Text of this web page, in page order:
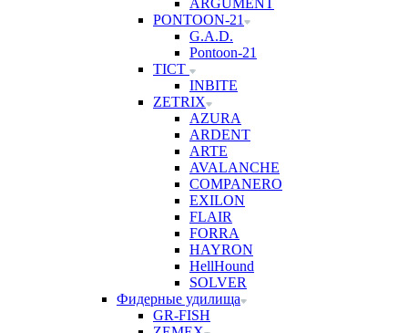
ARGUMENT
PONTOON-21
G.A.D.
Pontoon-21
TICT
INBITE
ZETRIX
AZURA
ARDENT
ARTE
AVALANCHE
COMPANERO
EXILON
FLAIR
FORRA
HAYRON
HellHound
SOLVER
Фидерные удилища
GR-FISH